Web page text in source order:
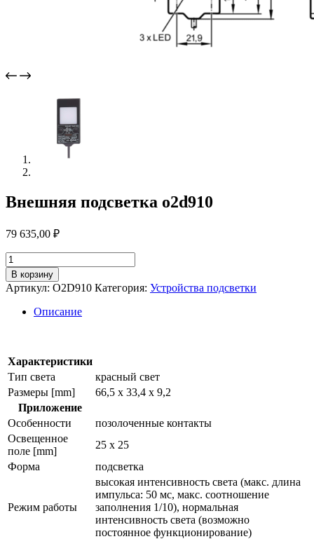
Внешняя подсветка o2d910
79 635,00 ₽
Количество
товара
Внешняя
подсветка
o2d910
В корзину
Артикул: O2D910 Категория: Устройства подсветки
Описание
Характеристики
Тип света
красный свет
Размеры [mm]
66,5 x 33,4 x 9,2
Приложение
Особенности
позолоченные контакты
Освещенное
поле [mm]
25 x 25
Форма
подсветка
Режим работы
высокая интенсивность света (макс. длина
импульса: 50 мс, макс. соотношение
заполнения 1/10), нормальная
интенсивность света (возможно
постоянное функционирование)